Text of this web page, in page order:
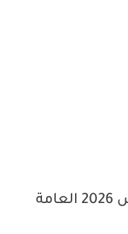
أبراج اليوم الأحد 2أغسطس 2026 العامة